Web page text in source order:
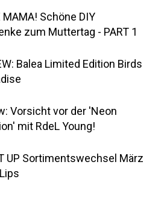
MAMA! Schöne DIY
zum Muttertag - PART 1
Balea Limited Edition Birds
Vorsicht vor der 'Neon
mit RdeL Young!
UP Sortimentswechsel März